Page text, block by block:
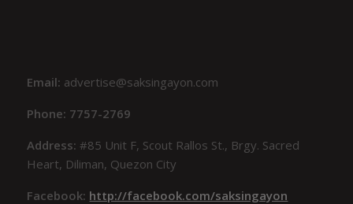
Email: advertise@saksingayon.com
Phone: 7757-2769
Address:#85 Unit F, Scout Rallos St., Brgy. Sacred
Heart, Diliman, Quezon City
Facebook: http://facebook.com/saksingayon